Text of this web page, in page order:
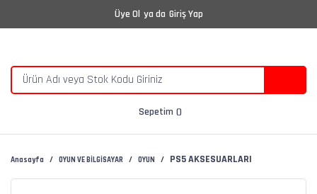
Üye Ol ya da Giriş Yap
Sepetim
Anasayfa OYUN VE BİLGİSAYAR OYUN PS5 AKSESUARLARI